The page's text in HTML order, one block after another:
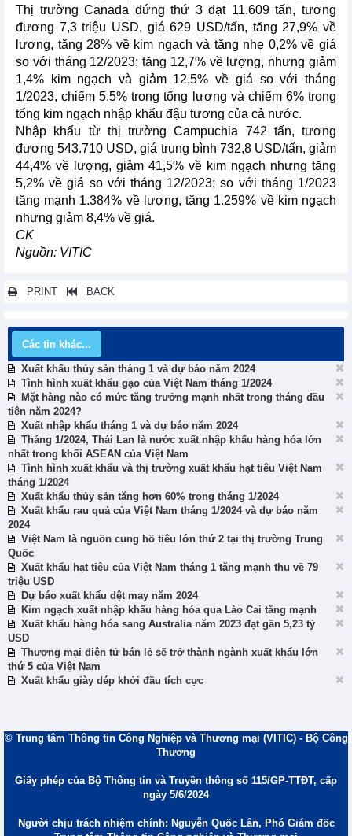
Thị trường Canada đứng thứ 3 đạt 11.609 tấn, tương
đương 7,3 triệu USD, giá 629 USD/tấn, tăng 27,9% về
lượng, tăng 28% về kim ngạch và tăng nhẹ 0,2% về giá
so với tháng 12/2023; tăng 12,7% về lượng, nhưng giảm
1,4% kim ngạch và giảm 12,5% về giá so với tháng
1/2023, chiếm 5,5% trong tổng lượng và chiếm 6% trong
tổng kim ngạch nhập khẩu đậu tương của cả nước.
Nhập khẩu từ thị trường Campuchia 742 tấn, tương
đương 543.710 USD, giá trung bình 732,8 USD/tấn, giảm
44,4% về lượng, giảm 41,5% về kim ngạch nhưng tăng
5,2% về giá so với tháng 12/2023; so với tháng 1/2023
tăng mạnh 1.384% về lượng, tăng 1.259% về kim ngạch
nhưng giảm 8,4% về giá.
CK
Nguồn: VITIC
PRINT BACK
Các tin khác...
Xuất khẩu thủy sản tháng 1 và dự báo năm 2024
Tình hình xuất khẩu gạo của Việt Nam tháng 1/2024
Mặt hàng nào có mức tăng trưởng mạnh nhất trong tháng đầu
tiên năm 2024?
Xuất nhập khẩu tháng 1 và dự báo năm 2024
Tháng 1/2024, Thái Lan là nước xuất nhập khẩu hàng hóa lớn
nhất trong khối ASEAN của Việt Nam
Tình hình xuất khẩu và thị trường xuất khẩu hạt tiêu Việt Nam
tháng 1/2024
Xuất khẩu thủy sản tăng hơn 60% trong tháng 1/2024
Xuất khẩu rau quả của Việt Nam tháng 1/2024 và dự báo năm
2024
Việt Nam là nguồn cung hồ tiêu lớn thứ 2 tại thị trường Trung
Quốc
Xuất khẩu hạt tiêu của Việt Nam tháng 1 tăng mạnh thu về 79
triệu USD
Dự báo xuất khẩu dệt may năm 2024
Kim ngạch xuất nhập khẩu hàng hóa qua Lào Cai tăng mạnh
Xuất khẩu hàng hóa sang Australia năm 2023 đạt gần 5,23 tỷ
USD
Thương mại điện tử bán lẻ sẽ trở thành ngành xuất khẩu lớn
thứ 5 của Việt Nam
Xuất khẩu giày dép khởi đầu tích cực
© Trung tâm Thông tin Công Nghiệp và Thương mại (VITIC) - Bộ Công
Thương
Giấy phép của Bộ Thông tin và Truyền thông số 115/GP-TTĐT, cấp
ngày 5/6/2024
Người chịu trách nhiệm chính: Nguyễn Quốc Lân, Phó Giám đốc